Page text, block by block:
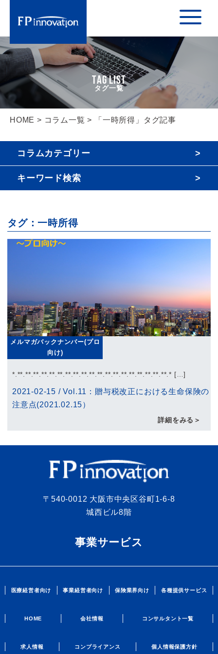
TAG LIST
HOME > コラム一覧 > 「一時所得」タグ記事
コラムカテゴリー
キーワード検索
タグ：一時所得
メルマガバックナンバー(プロ
向け)
*.**.**.**.**.**.**.**.**.**.**.**.**.**.**.**.**.**.**.**.* […]
2021-02-15 /Vol.11：贈与税改正における生命保険の
注意点(2021.02.15）
詳細をみる＞
〒540-0012 大阪市中央区谷町1-6-8
城西ビル8階
事業サービス
医療経営者向け 事業経営者向け 保険業界向け 各種提供サービス
HOME 会社情報 コンサルタント一覧
求人情報 コンプライアンス 個人情報保護方針